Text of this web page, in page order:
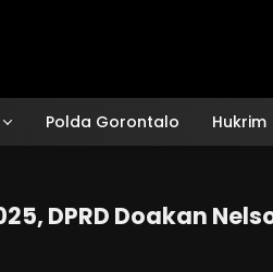
Polda Gorontalo Hukrim
DPRD Doakan